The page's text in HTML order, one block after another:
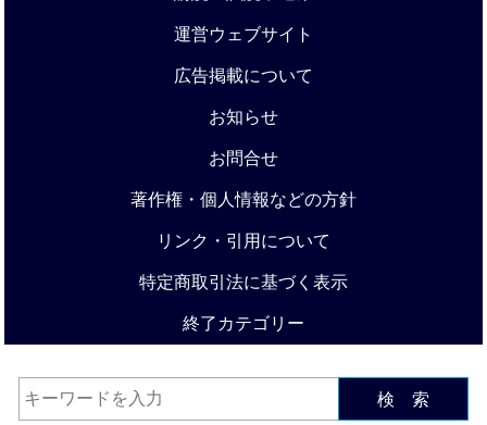
運営ウェブサイト
広告掲載について
お知らせ
お問合せ
著作権・個人情報などの方針
リンク・引用について
特定商取引法に基づく表示
終了カテゴリー
検 索